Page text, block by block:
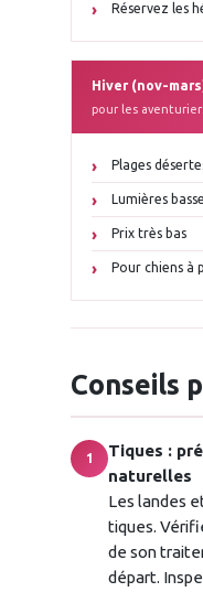
Réservez les
Hiver (nov-
pour les
Plages
Lumières
Prix très bas
Pour chiens à
Conseils
1
Tiques :
naturelles
Les landes
tiques.
de son
départ.